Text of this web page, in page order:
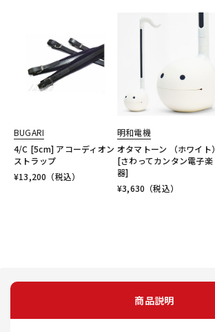
BUGARI
4/C [5cm] アコーディオン
ストラップ
¥13,200 （税込）
明和電機
オタマトーン （ホワイト）
[さわってカンタン電子楽
器]
¥3,630 （税込）
商品説明